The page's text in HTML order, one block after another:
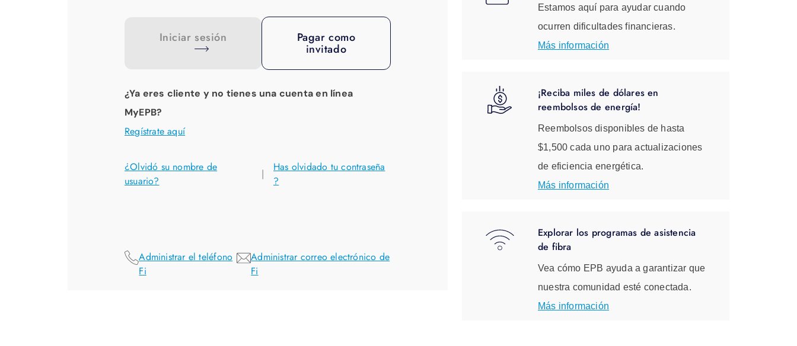
Iniciar sesión Pagar como
invitado
¿Ya eres cliente y no tienes una cuenta en línea
MyEPB?
Regístrate aquí
¿Olvidó su nombre de
usuario?
|
Has olvidado tu contraseña
?
Administrar el teléfono
Fi
Administrar correo electrónico de
Fi
Estamos aquí para ayudar cuando
ocurren dificultades financieras.
Más información
¡Reciba miles de dólares en
reembolsos de energía!
Reembolsos disponibles de hasta
$1,500 cada uno para actualizaciones
de eficiencia energética.
Más información
Explorar los programas de asistencia
de fibra
Vea cómo EPB ayuda a garantizar que
nuestra comunidad esté conectada.
Más información